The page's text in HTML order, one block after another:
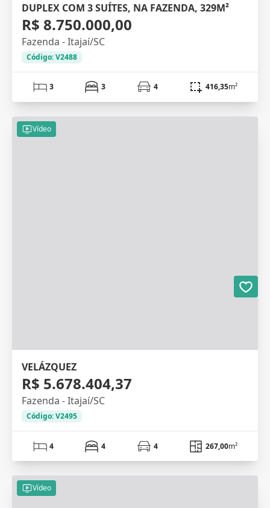
DUPLEX COM 3 SUÍTES, NA FAZENDA, 329M²
R$ 8.750.000,00
Fazenda - Itajaí/SC
Código: V2488
3 3 4 416,35m²
Vídeo
VELÁZQUEZ
R$ 5.678.404,37
Fazenda - Itajaí/SC
Código: V2495
4 4 4 267,00m²
Vídeo